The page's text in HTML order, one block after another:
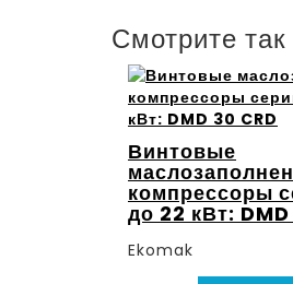
Смотрите
Винтовые
компрессоры
до 22 кВт:
Ekomak